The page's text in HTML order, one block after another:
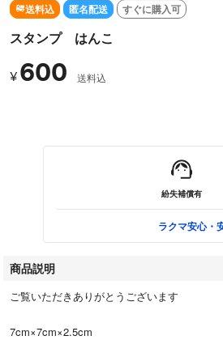
送料込 匿名配送 すぐに購入可
スタンプ はんこ
¥ 600 送料込
紛失補償有
ラクマ安心・
商品説明
ご覧いただきありがとうございます
7cm×7cm×2.5cm